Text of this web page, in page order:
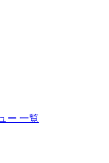
ー 一覧